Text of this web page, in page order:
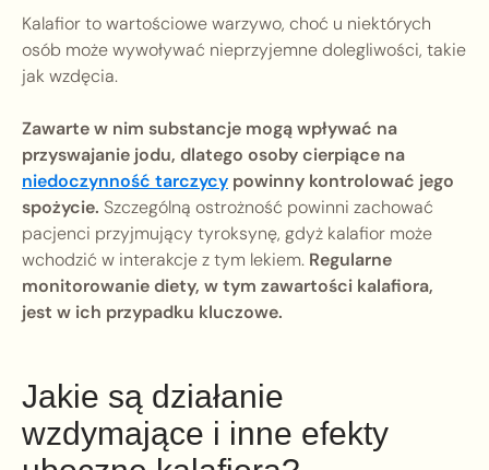
Kalafior to wartościowe warzywo, choć u niektórych
osób może wywoływać nieprzyjemne dolegliwości, takie
jak wzdęcia.
Zawarte w nim substancje mogą wpływać na
przyswajanie jodu, dlatego osoby cierpiące na
niedoczynność tarczycy powinny kontrolować jego
spożycie. Szczególną ostrożność powinni zachować
pacjenci przyjmujący tyroksynę, gdyż kalafior może
wchodzić w interakcje z tym lekiem. Regularne
monitorowanie diety, w tym zawartości kalafiora,
jest w ich przypadku kluczowe.
Jakie są działanie
wzdymające i inne efekty